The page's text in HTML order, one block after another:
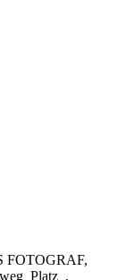
FOTOGRAF,